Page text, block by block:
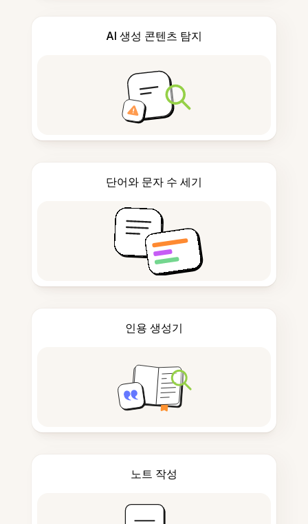
AI 생성 콘텐츠 탐지
단어와 문자 수 세기
인용 생성기
노트 작성